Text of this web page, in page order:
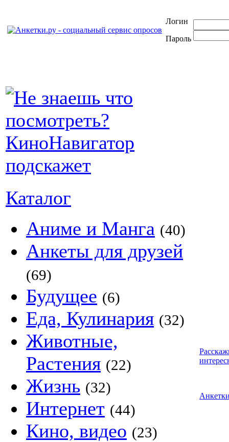
Логин
Пароль
Каталог
Аниме и Манга (40)
Анкеты для друзей
(69)
Будущее (6)
Еда, Кулинария (32)
Животные,
Растения (22)
Жизнь (32)
Интернет (44)
Кино, видео (23)